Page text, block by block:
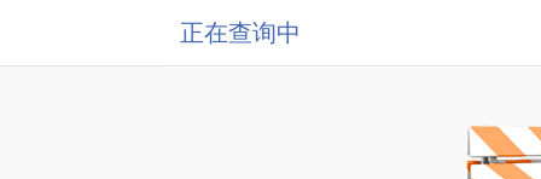
正在查询中